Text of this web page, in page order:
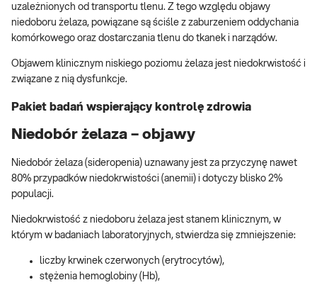
uzależnionych od transportu tlenu. Z tego względu objawy
niedoboru żelaza, powiązane są ściśle z zaburzeniem oddychania
komórkowego oraz dostarczania tlenu do tkanek i narządów.
Objawem klinicznym niskiego poziomu żelaza jest niedokrwistość i
związane z nią dysfunkcje.
Pakiet badań wspierający kontrolę zdrowia
Niedobór żelaza – objawy
Niedobór żelaza (sideropenia) uznawany jest za przyczynę nawet
80% przypadków niedokrwistości (anemii) i dotyczy blisko 2%
populacji.
Niedokrwistość z niedoboru żelaza jest stanem klinicznym, w
którym w badaniach laboratoryjnych, stwierdza się zmniejszenie:
liczby krwinek czerwonych (erytrocytów),
stężenia hemoglobiny (Hb),